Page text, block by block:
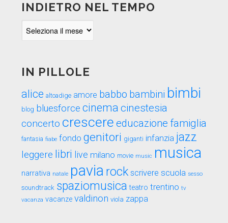
INDIETRO NEL TEMPO
IN PILLOLE
alice altoadige amore babbo bambini bimbi
blog bluesforce cinema cinestesia
concerto crescere educazione famiglia
fantasia fiabe fondo genitori giganti infanzia jazz
leggere libri live milano movie music musica
narrativa natale pavia rock scrivere scuola sesso
soundtrack spaziomusica teatro trentino tv
vacanza vacanze valdinon viola zappa